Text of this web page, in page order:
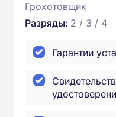
Грохотовщик
Разряды: 2 / 3 / 4
Гарантии